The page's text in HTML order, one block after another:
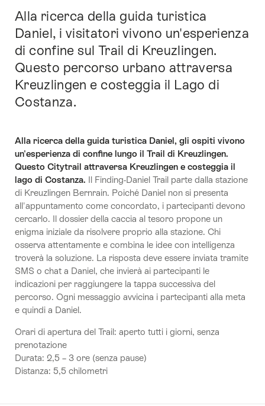
su
Reservation
Introduzione
Alla ricerca della guida turistica
Daniel, i visitatori vivono un'esperienza
di confine sul Trail di Kreuzlingen.
Questo percorso urbano attraversa
Kreuzlingen e costeggia il Lago di
Costanza.
Alla ricerca della guida turistica Daniel, gli ospiti vivono
un'esperienza di confine lungo il Trail di Kreuzlingen.
Questo Citytrail attraversa Kreuzlingen e costeggia il
lago di Costanza. Il Finding-Daniel Trail parte dalla stazione
di Kreuzlingen Bernrain. Poiché Daniel non si presenta
all'appuntamento come concordato, i partecipanti devono
cercarlo. Il dossier della caccia al tesoro propone un
enigma iniziale da risolvere proprio alla stazione. Chi
osserva attentamente e combina le idee con intelligenza
troverà la soluzione. La risposta deve essere inviata tramite
SMS o chat a Daniel, che invierà ai partecipanti le
indicazioni per raggiungere la tappa successiva del
percorso. Ogni messaggio avvicina i partecipanti alla meta
e quindi a Daniel.
Orari di apertura del Trail: aperto tutti i giorni, senza
prenotazione
Durata: 2,5 – 3 ore (senza pause)
Distanza: 5,5 chilometri